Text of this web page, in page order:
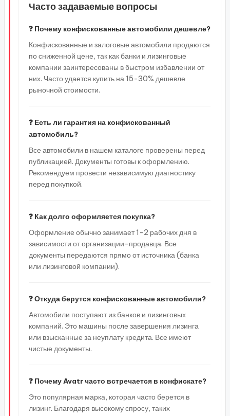
Часто задаваемые вопросы
❓ Почему конфискованные автомобили дешевле?
Конфискованные и залоговые автомобили продаются
по сниженной цене, так как банки и лизинговые
компании заинтересованы в быстром избавлении от
них. Часто удается купить на 15-30% дешевле
рыночной стоимости.
❓ Есть ли гарантия на конфискованный
автомобиль?
Все автомобили в нашем каталоге проверены перед
публикацией. Документы готовы к оформлению.
Рекомендуем провести независимую диагностику
перед покупкой.
❓ Как долго оформляется покупка?
Оформление обычно занимает 1-2 рабочих дня в
зависимости от организации-продавца. Все
документы передаются прямо от источника (банка
или лизинговой компании).
❓ Откуда берутся конфискованные автомобили?
Автомобили поступают из банков и лизинговых
компаний. Это машины после завершения лизинга
или взысканные за неуплату кредита. Все имеют
чистые документы.
❓ Почему Avatr часто встречается в конфискате?
Это популярная марка, которая часто берется в
лизинг. Благодаря высокому спросу, таких